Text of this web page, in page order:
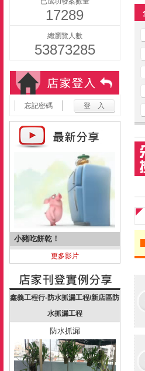
17289
總瀏覽人數
53873285
忘記密碼
小豬吃餅乾！
更多影片
鑫義工程行-防水抓漏工程/新店區防
水抓漏工程
防水抓漏